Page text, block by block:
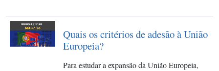
Quais os critérios de adesão à União
Europeia?
Para estudar a expansão da União Europeia,